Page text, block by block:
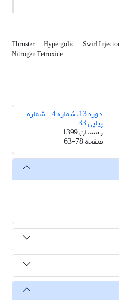
Thruster Hypergolic Swirl
Nitrogen Tetroxide
دوره 13، شماره 4 - شماره
پیاپی 33
زمستان 1399
صفحه63-78